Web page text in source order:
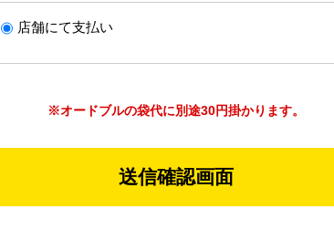
店舗にて支払い
※オードブルの袋代に別途30円掛かります。